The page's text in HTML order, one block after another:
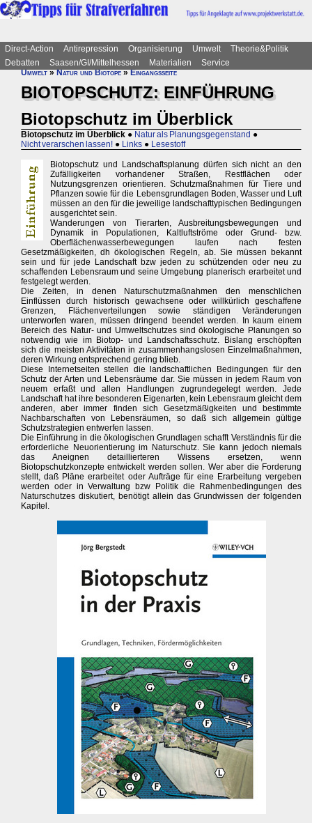
Direct-Action Antirepression Organisierung Umwelt
Theorie&Politik
Debatten
Saasen/GI/Mittelhessen Materialien
Service
Umwelt»Natur und Biotope»Eingangsseite
BIOTOPSCHUTZ: EINFÜHRUNG
Biotopschutz im Überblick
Biotopschutz im Überblick ● Natur als Planungsgegenstand ●
Nicht verarschen lassen! ● Links ● Lesestoff
Biotopschutz und Landschaftsplanung dürfen sich nicht an den
Zufälligkeiten vorhandener Straßen, Restflächen oder
Nutzungsgrenzen orientieren. Schutzmaßnahmen für Tiere und
Pflanzen sowie für die Lebensgrundlagen Boden, Wasser und Luft
müssen an den für die jeweilige landschafttypischen Bedingungen
ausgerichtet sein.
Wanderungen von Tierarten, Ausbreitungsbewegungen und
Dynamik in Populationen, Kaltluftströme oder Grund- bzw.
Oberflächenwasserbewegungen laufen nach festen
Gesetzmäßigkeiten, dh ökologischen Regeln, ab. Sie müssen bekannt
sein und für jede Landschaft bzw jeden zu schützenden oder neu zu
schaffenden Lebensraum und seine Umgebung planerisch erarbeitet und
festgelegt werden.
Die Zeiten, in denen Naturschutzmaßnahmen den menschlichen
Einflüssen durch historisch gewachsene oder willkürlich geschaffene
Grenzen, Flächenverteilungen sowie ständigen Veränderungen
unterworfen waren, müssen dringend beendet werden. In kaum einem
Bereich des Natur- und Umweltschutzes sind ökologische Planungen so
notwendig wie im Biotop- und Landschaftsschutz. Bislang erschöpften
sich die meisten Aktivitäten in zusammenhangslosen Einzelmaßnahmen,
deren Wirkung entsprechend gering blieb.
Diese Internetseiten stellen die landschaftlichen Bedingungen für den
Schutz der Arten und Lebensräume dar. Sie müssen in jedem Raum von
neuem erfaßt und allen Handlungen zugrundegelegt werden. Jede
Landschaft hat ihre besonderen Eigenarten, kein Lebensraum gleicht dem
anderen, aber immer finden sich Gesetzmäßigkeiten und bestimmte
Nachbarschaften von Lebensräumen, so daß sich allgemein gültige
Schutzstrategien entwerfen lassen.
Die Einführung in die ökologischen Grundlagen schafft Verständnis für die
erforderliche Neuorientierung im Naturschutz. Sie kann jedoch niemals
das Aneignen detaillierteren Wissens ersetzen, wenn
Biotopschutzkonzepte entwickelt werden sollen. Wer aber die Forderung
stellt, daß Pläne erarbeitet oder Aufträge für eine Erarbeitung vergeben
werden oder in Verwaltung bzw Politik die Rahmenbedingungen des
Naturschutzes diskutiert, benötigt allein das Grundwissen der folgenden
Kapitel.